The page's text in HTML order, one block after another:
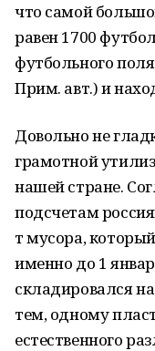
что самой
равен 1700
футбольного
Прим. авт.) и
Довольно не
грамотной
нашей стране.
подсчетам
т мусора,
именно до 1
складировался
тем, одному
естественного